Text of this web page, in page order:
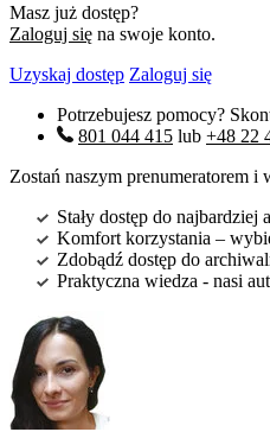
Masz już dostęp?
Zaloguj się na swoje konto.
Uzyskaj dostęp Zaloguj się
Potrzebujesz pomocy?
801 044 415 lub +48 22
Zostań naszym prenumeratorem
Stały dostęp do
Komfort korzystania –
Zdobądź dostęp do
Praktyczna wiedza - nasi